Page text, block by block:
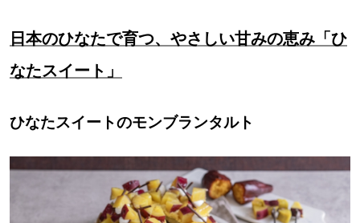
日本のひなたで育つ、やさしい甘みの恵み「ひ
なたスイート」
ひなたスイートのモンブランタルト